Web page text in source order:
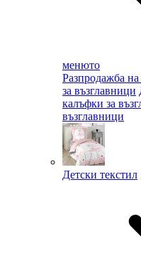
менюто
Разпродажба
за възглавници
калъфки за
възглавници
Детски текстил